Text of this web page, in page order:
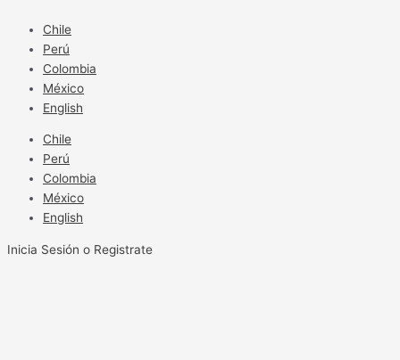
contenido
Chile
Perú
Colombia
México
English
Chile
Perú
Colombia
México
English
Inicia Sesión o Registrate